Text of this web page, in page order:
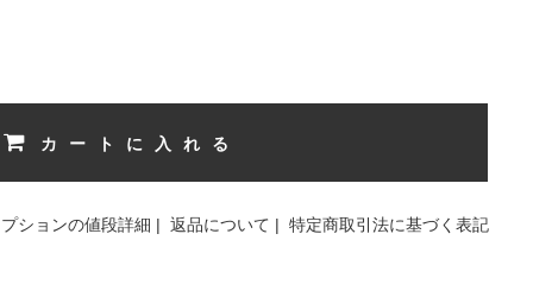
カートに入れる
ションの値段詳細 | 返品について | 特定商取引法に基づく表記